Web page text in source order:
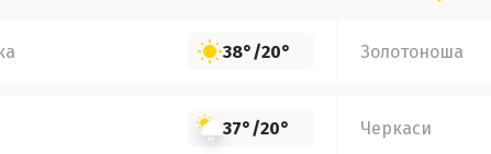
38°/20° Золотоноша
37°/20° Черкаси